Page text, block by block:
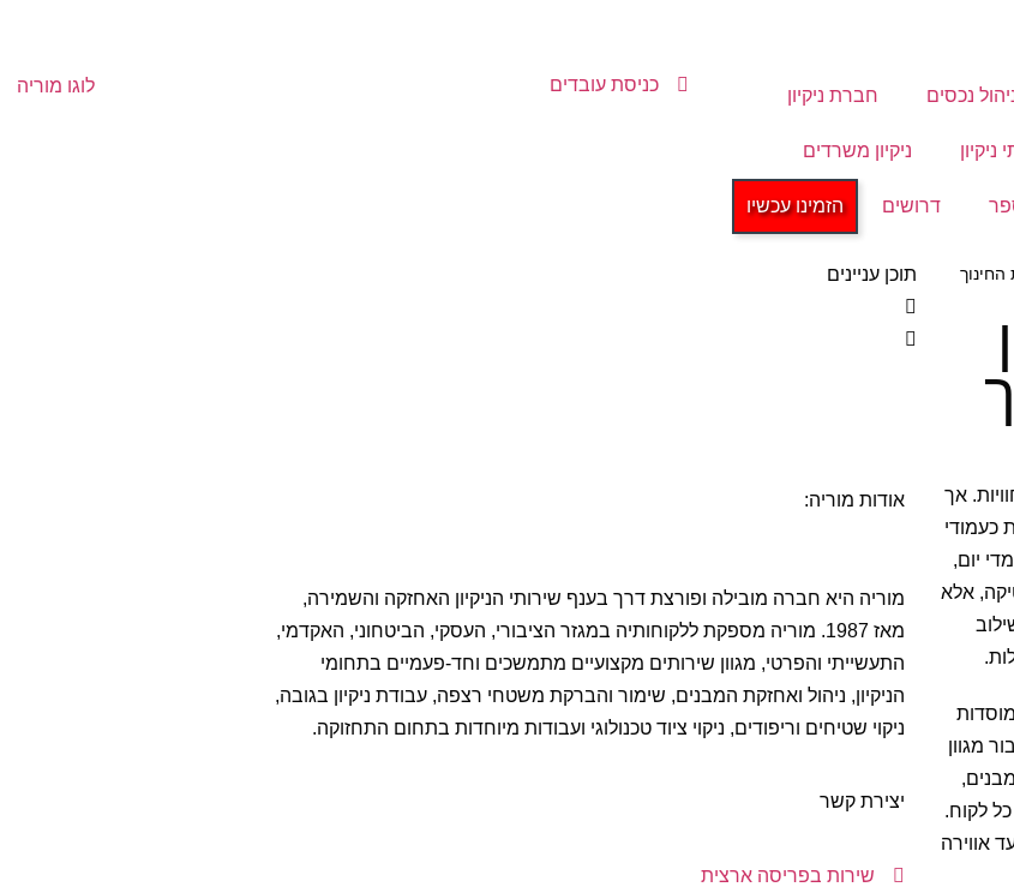
נכסים חברת ניקיון
ניקיון ניקיון משרדים
דרושים הזמינו עכשיו
כניסת עובדים
החינוך תוכן עניינים
אך
כעמודי
יום,
אלא
מגוון
לקוח.
אווירה
אודות מוריה:
מוריה היא חברה מובילה ופורצת דרך בענף שירותי הניקיון האחזקה והשמירה,
מאז 1987. מוריה מספקת ללקוחותיה במגזר הציבורי, העסקי, הביטחוני, האקדמי,
התעשייתי והפרטי, מגוון שירותים מקצועיים מתמשכים וחד-פעמיים בתחומי
הניקיון, ניהול ואחזקת המבנים, שימור והברקת משטחי רצפה, עבודת ניקיון בגובה,
ניקוי שטיחים וריפודים, ניקוי ציוד טכנולוגי ועבודות מיוחדות בתחום התחזוקה.
יצירת קשר
שירות בפריסה ארצית